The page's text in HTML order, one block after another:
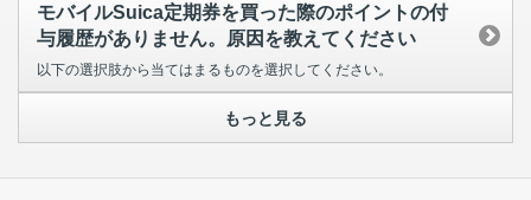
モバイルSuica定期券を買った際のポイントの付
与履歴がありません。原因を教えてください
以下の選択肢から当てはまるものを選択してください。
もっと見る